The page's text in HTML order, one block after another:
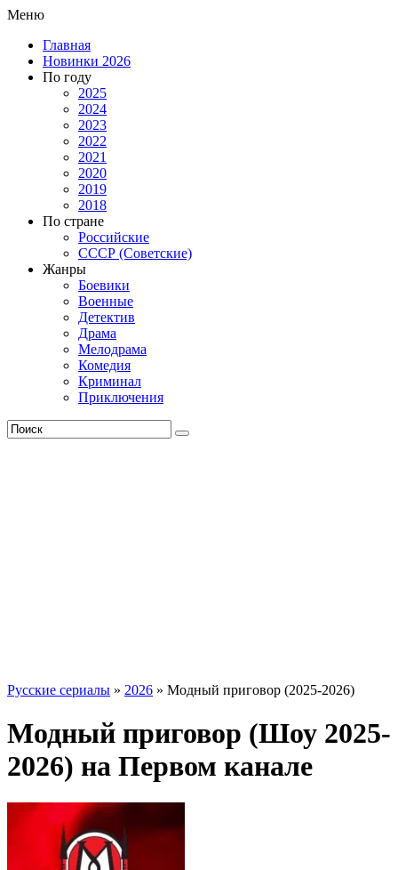
Меню
Главная
Новинки 2026
По году
2025
2024
2023
2022
2021
2020
2019
2018
По стране
Российские
СССР (Советские)
Жанры
Боевики
Военные
Детектив
Драма
Мелодрама
Комедия
Криминал
Приключения
Русские сериалы » 2026 » Модный приговор (2025-2026)
Модный приговор (Шоу 2025-
2026) на Первом канале